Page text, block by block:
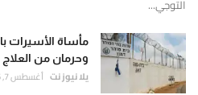
التوجي...
مأساة الأسيرات
وحرمان من العلاج
يلا نيوز نت أغسطس 7, 2026